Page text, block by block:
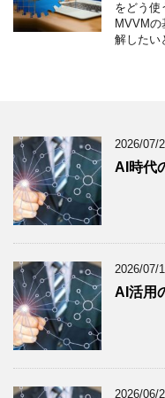
をどう使
MVVMの
解した
2026/07/
AI時代
2026/07/
AI活用
2026/06/